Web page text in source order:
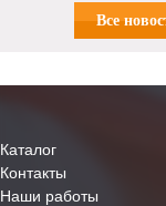
Все
Каталог
Контакты
Наши работы